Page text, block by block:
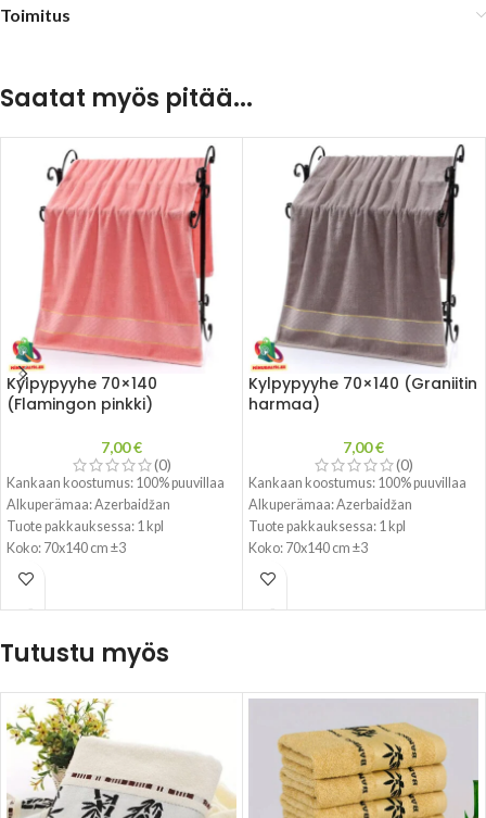
Toimitus
Saatat myös pitää...
Kylpypyyhe 70×140
(Flamingon pinkki)
7,00€
(0)
Kankaan koostumus: 100% puuvillaa
Alkuperämaa: Azerbaidžan
Tuote pakkauksessa: 1 kpl
Koko: 70x140 cm ±3
Paino: 400g/m2
Kylpypyyhe 70×140 (Graniitin
harmaa)
7,00€
(0)
Kankaan koostumus: 100% puuvillaa
Alkuperämaa: Azerbaidžan
Tuote pakkauksessa: 1 kpl
Koko: 70x140 cm ±3
Paino: 400g/m2
Tutustu myös